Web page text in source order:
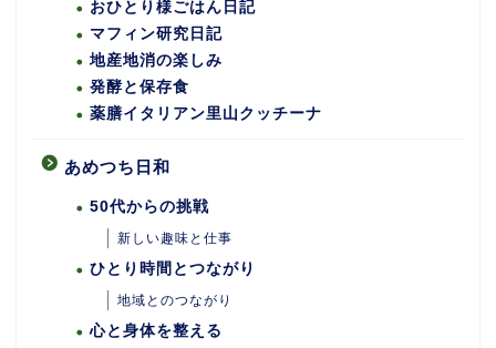
おひとり様ごはん日記
マフィン研究日記
地産地消の楽しみ
発酵と保存食
薬膳イタリアン里山クッチーナ
あめつち日和
50代からの挑戦
新しい趣味と仕事
ひとり時間とつながり
地域とのつながり
心と身体を整える